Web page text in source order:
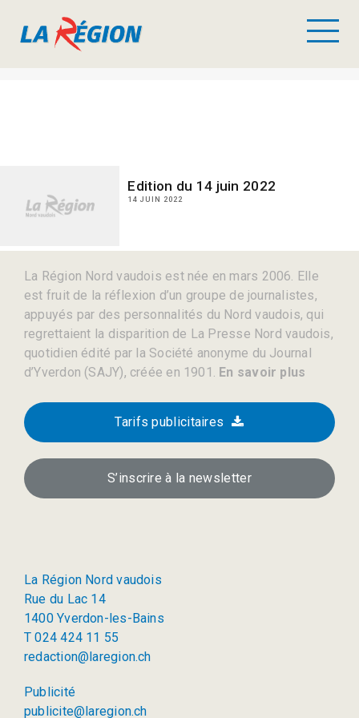
Edition du 14 juin 2022
14 JUIN 2022
La Région Nord vaudois est née en mars 2006. Elle
est fruit de la réflexion d’un groupe de journalistes,
appuyés par des personnalités du Nord vaudois, qui
regrettaient la disparition de La Presse Nord vaudois,
quotidien édité par la Société anonyme du Journal
d’Yverdon (SAJY), créée en 1901. En savoir plus
Tarifs publicitaires
S’inscrire à la newsletter
La Région Nord vaudois
Rue du Lac 14
1400 Yverdon-les-Bains
T 024 424 11 55
redaction@laregion.ch
Publicité
publicite@laregion.ch